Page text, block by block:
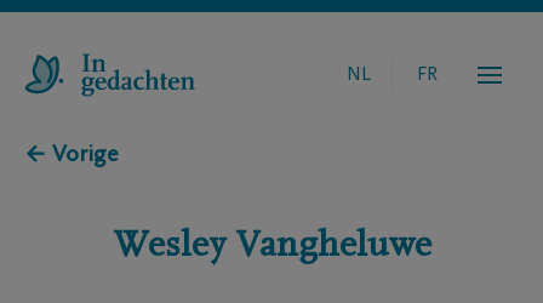
NL FR
← Vorige
Wesley Vangheluwe